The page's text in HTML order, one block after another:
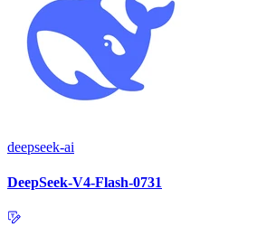
deepseek-ai
DeepSeek-V4-Flash-0731